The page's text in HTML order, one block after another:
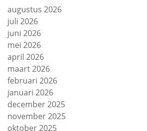
augustus 2026
juli 2026
juni 2026
mei 2026
april 2026
maart 2026
februari 2026
januari 2026
december 2025
november 2025
oktober 2025